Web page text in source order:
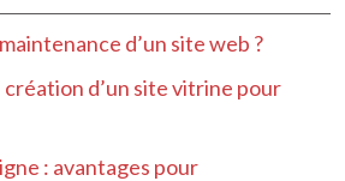
d’un site web ?
d’un site vitrine pour
: avantages pour